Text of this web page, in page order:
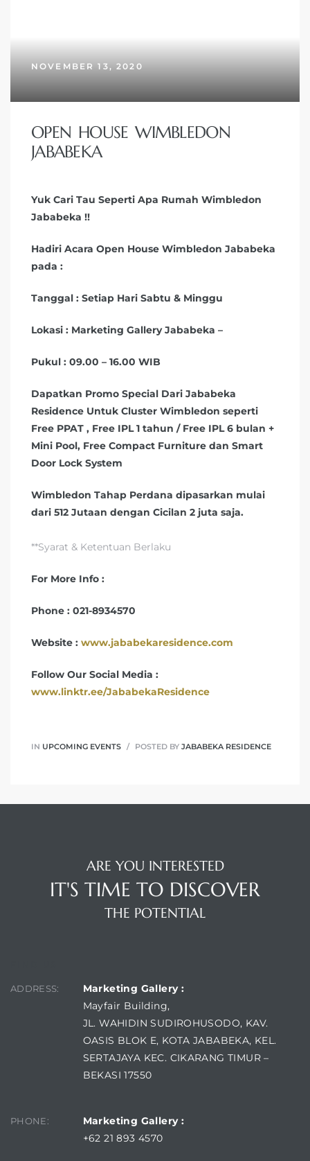
NOVEMBER 13, 2020
OPEN HOUSE WIMBLEDON
JABABEKA
Yuk Cari Tau Seperti Apa Rumah Wimbledon
Jababeka !!
Hadiri Acara Open House Wimbledon Jababeka
pada :
Tanggal : Setiap Hari Sabtu & Minggu
Lokasi : Marketing Gallery Jababeka –
Pukul : 09.00 – 16.00 WIB
Dapatkan Promo Special Dari Jababeka
Residence Untuk Cluster Wimbledon seperti
Free PPAT , Free IPL 1 tahun / Free IPL 6 bulan +
Mini Pool, Free Compact Furniture dan Smart
Door Lock System
Wimbledon Tahap Perdana dipasarkan mulai
dari 512 Jutaan dengan Cicilan 2 juta saja.
**Syarat & Ketentuan Berlaku
For More Info :
Phone : 021-8934570
Website : www.jababekaresidence.com
Follow Our Social Media :
www.linktr.ee/JababekaResidence
IN UPCOMING EVENTS POSTED BY JABABEKA RESIDENCE
ARE YOU INTERESTED
IT'S TIME TO DISCOVER
THE POTENTIAL
ADDRESS:
Marketing Gallery :
Mayfair Building,
JL. WAHIDIN SUDIROHUSODO, KAV.
OASIS BLOK E, KOTA JABABEKA, KEL.
SERTAJAYA KEC. CIKARANG TIMUR –
BEKASI 17550
PHONE:
Marketing Gallery :
+62 21 893 4570